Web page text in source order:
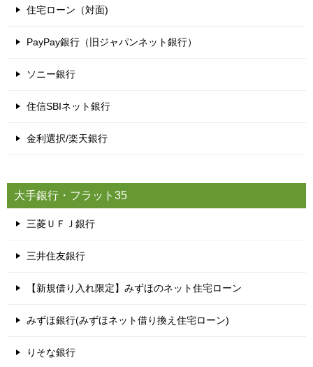
住宅ローン（対面)
PayPay銀行（旧ジャパンネット銀行）
ソニー銀行
住信SBIネット銀行
金利選択/楽天銀行
大手銀行・フラット35
三菱ＵＦＪ銀行
三井住友銀行
【新規借り入れ限定】みずほのネット住宅ローン
みずほ銀行(みずほネット借り換え住宅ローン)
りそな銀行